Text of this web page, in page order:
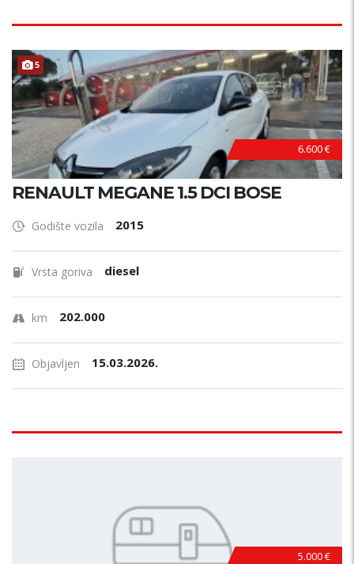
5
6.600 €
RENAULT MEGANE 1.5 DCI BOSE
Godište vozila 2015
Vrsta goriva diesel
km 202.000
Objavljen 15.03.2026.
5.000 €